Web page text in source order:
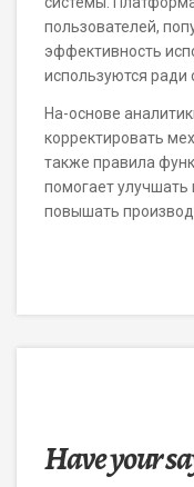
пользователей,
эффективность
используются ради
На-основе
корректировать
также правила
помогает улучшать
повышать
Have your